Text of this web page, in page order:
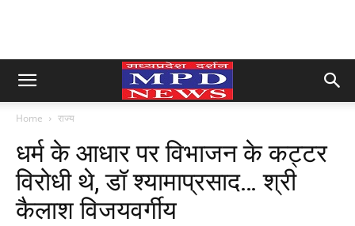
Home राज्य
धर्म के आधार पर विभाजन के कट्टर
विरोधी थे, डॉ श्यामाप्रसाद… श्री
कैलाश विजयवर्गीय